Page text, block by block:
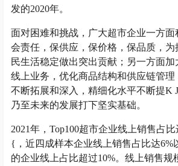
发的2020年。
面对困难和挑战，广大超市企业一方面
会责任，保供应，保价格，保品质，
民生活稳定做出突出贡献；另一方面
线上业务，优化商品结构和供应链管理
不断拓展和深入，精细化水平不断提K
乃至未来的发展打下坚实基础。
2021年，Top100超市企业线上销售占
{ ，近四成样本企业线上销售占比达6%
的企业线上占比超过10%。线上销售规